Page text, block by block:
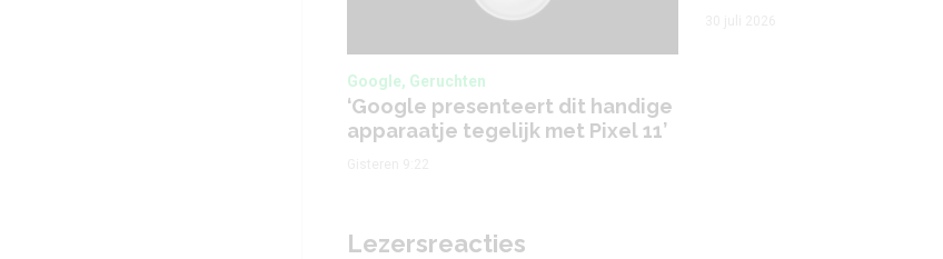
Google, Geruchten
‘Google presenteert dit handige
apparaatje tegelijk met Pixel 11’
Lezersreacties